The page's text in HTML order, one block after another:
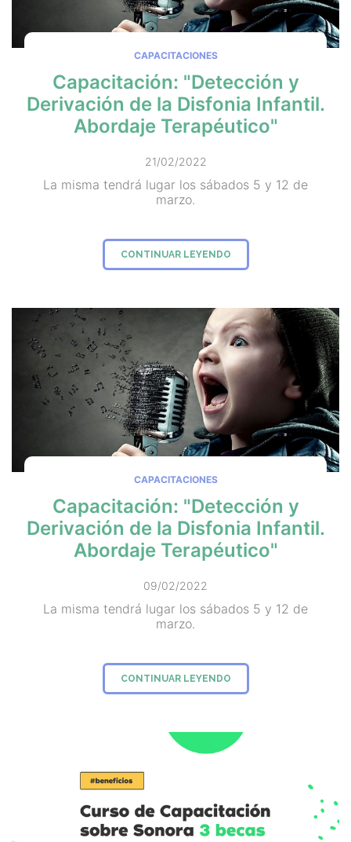
CAPACITACIONES
Capacitación: "Detección y
Derivación de la Disfonia Infantil.
Abordaje Terapéutico"
21/02/2022
La misma tendrá lugar los sábados 5 y 12 de
marzo.
CONTINUAR LEYENDO
CAPACITACIONES
Capacitación: "Detección y
Derivación de la Disfonia Infantil.
Abordaje Terapéutico"
09/02/2022
La misma tendrá lugar los sábados 5 y 12 de
marzo.
CONTINUAR LEYENDO